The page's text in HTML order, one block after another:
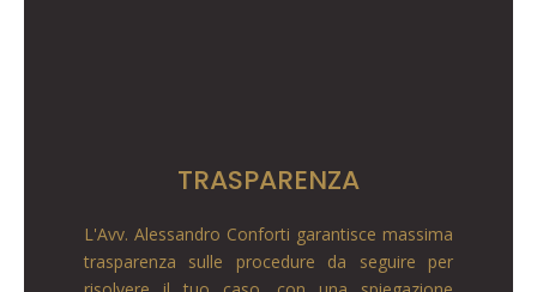
TRASPARENZA
L'Avv. Alessandro Conforti garantisce massima
trasparenza sulle procedure da seguire per